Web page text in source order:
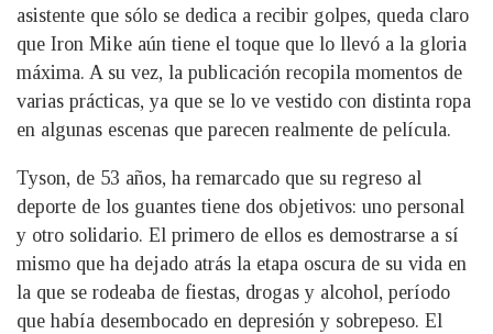
asistente que sólo se dedica a recibir golpes, queda claro
que Iron Mike aún tiene el toque que lo llevó a la gloria
máxima. A su vez, la publicación recopila momentos de
varias prácticas, ya que se lo ve vestido con distinta ropa
en algunas escenas que parecen realmente de película.
Tyson, de 53 años, ha remarcado que su regreso al
deporte de los guantes tiene dos objetivos: uno personal
y otro solidario. El primero de ellos es demostrarse a sí
mismo que ha dejado atrás la etapa oscura de su vida en
la que se rodeaba de fiestas, drogas y alcohol, período
que había desembocado en depresión y sobrepeso. El